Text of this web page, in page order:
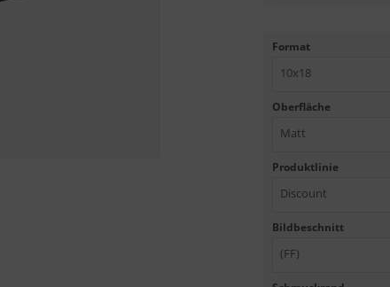
Format
10x18
Oberfläche
Matt
Produktlinie
Discount
Bildbeschnitt
(FF)